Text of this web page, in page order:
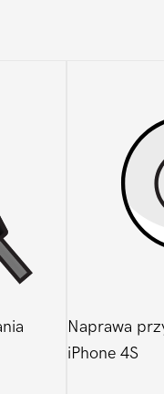
Naprawa
iPhone 4S